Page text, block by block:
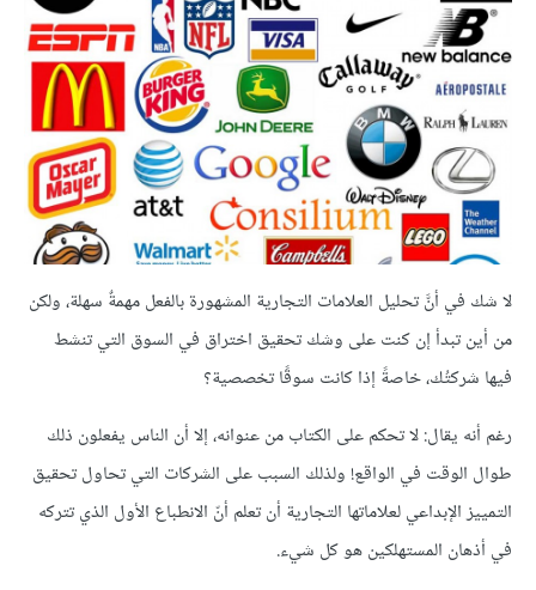
لا شك في أنَّ تحليل العلامات التجارية المشهورة بالفعل مهمةٌ سهلة، ولكن
من أين تبدأ إن كنت على وشك تحقيق اختراق في السوق التي تنشط
فيها شركتُك، خاصةً إذا كانت سوقًا تخصصية؟
رغم أنه يقال: لا تحكم على الكتاب من عنوانه، إلا أن الناس يفعلون ذلك
طوال الوقت في الواقع! ولذلك السبب على الشركات التي تحاول تحقيق
التمييز الإبداعي لعلاماتها التجارية أن تعلم أنّ الانطباع الأول الذي تتركه
في أذهان المستهلكين هو كل شيء.